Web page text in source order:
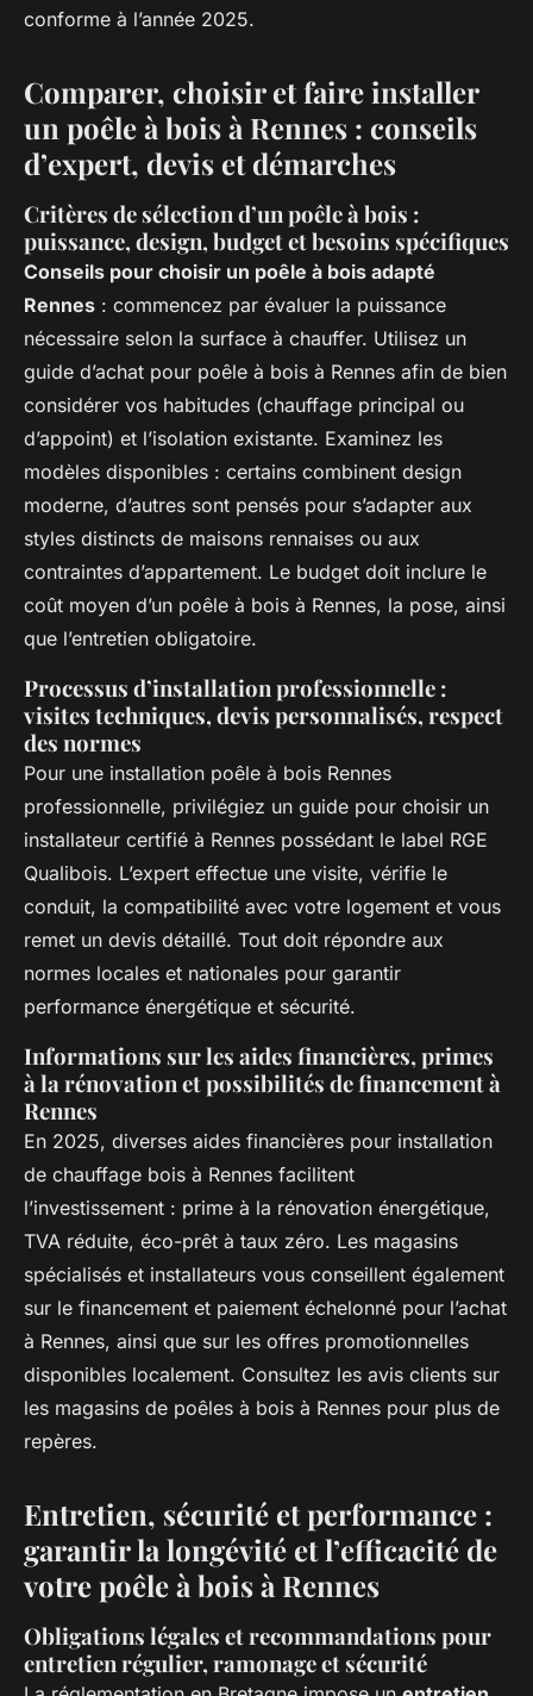
conforme à l’année 2025.
Comparer, choisir et faire installer
un poêle à bois à Rennes : conseils
d’expert, devis et démarches
Critères de sélection d’un poêle à bois :
puissance, design, budget et besoins spécifiques
Conseils pour choisir un poêle à bois adapté
Rennes : commencez par évaluer la puissance
nécessaire selon la surface à chauffer. Utilisez un
guide d’achat pour poêle à bois à Rennes afin de bien
considérer vos habitudes (chauffage principal ou
d’appoint) et l’isolation existante. Examinez les
modèles disponibles : certains combinent design
moderne, d’autres sont pensés pour s’adapter aux
styles distincts de maisons rennaises ou aux
contraintes d’appartement. Le budget doit inclure le
coût moyen d’un poêle à bois à Rennes, la pose, ainsi
que l’entretien obligatoire.
Processus d’installation professionnelle :
visites techniques, devis personnalisés, respect
des normes
Pour une installation poêle à bois Rennes
professionnelle, privilégiez un guide pour choisir un
installateur certifié à Rennes possédant le label RGE
Qualibois. L’expert effectue une visite, vérifie le
conduit, la compatibilité avec votre logement et vous
remet un devis détaillé. Tout doit répondre aux
normes locales et nationales pour garantir
performance énergétique et sécurité.
Informations sur les aides financières, primes
à la rénovation et possibilités de financement à
Rennes
En 2025, diverses aides financières pour installation
de chauffage bois à Rennes facilitent
l’investissement : prime à la rénovation énergétique,
TVA réduite, éco-prêt à taux zéro. Les magasins
spécialisés et installateurs vous conseillent également
sur le financement et paiement échelonné pour l’achat
à Rennes, ainsi que sur les offres promotionnelles
disponibles localement. Consultez les avis clients sur
les magasins de poêles à bois à Rennes pour plus de
repères.
Entretien, sécurité et performance :
garantir la longévité et l’efficacité de
votre poêle à bois à Rennes
Obligations légales et recommandations pour
entretien régulier, ramonage et sécurité